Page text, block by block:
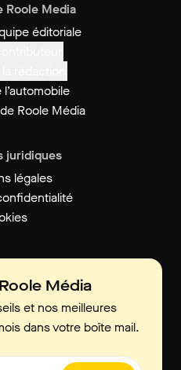
Roole Media
éditoriale
Roole Média
juridiques
légales
Média
et nos meilleures
dans votre boîte mail.